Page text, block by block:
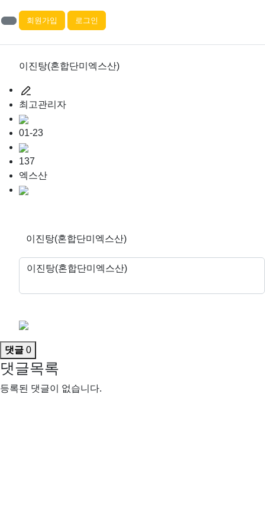
회원가입 로그인
이진탕(혼합단미엑스산)
최고관리자
01-23
137
엑스산
이진탕(혼합단미엑스산)
이진탕(혼합단미엑스산)
댓글 0
댓글목록
등록된 댓글이 없습니다.